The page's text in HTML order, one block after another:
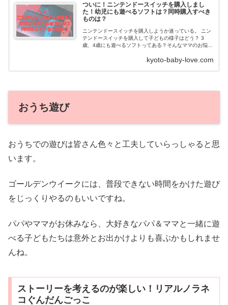
ついに！ニンテンドースイッチを購入しまし
た！幼児にも遊べるソフトは？同時購入すべき
ものは？
ニンテンドースイッチを購入しようか迷っている。 ニン
テンドースイッチを購入して子どもの様子はどう？ 3
歳、4歳にも遊べるソフトってある？そんなママのお悩み
kyoto-baby-love.com
おうち遊び
おうちでの遊びは皆さん色々と工夫していらっしゃると思
います。
ゴールデンウイークには、普段できない時間をかけた遊び
をじっくりやるのもいいですね。
パパやママがお休みなら、大好きなパパ＆ママと一緒に遊
べる子どもたちは意外とお出かけよりも喜ぶかもしれませ
んね。
ストーリーを考えるのが楽しい！リアルノラネ
コぐんだんごっこ